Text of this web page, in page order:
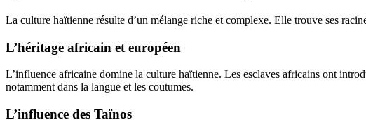
La culture haïtienne résulte d’un mélange riche et complexe. Elle trouve ses
L’héritage africain et européen
L’influence africaine domine la culture haïtienne. Les esclaves africains ont
notamment dans la langue et les coutumes.
L’influence des Taïnos